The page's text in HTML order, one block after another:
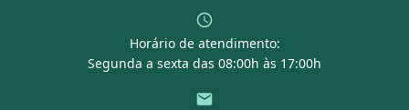
Horário de atendimento:
Segunda a sexta das 08:00h às 17:00h